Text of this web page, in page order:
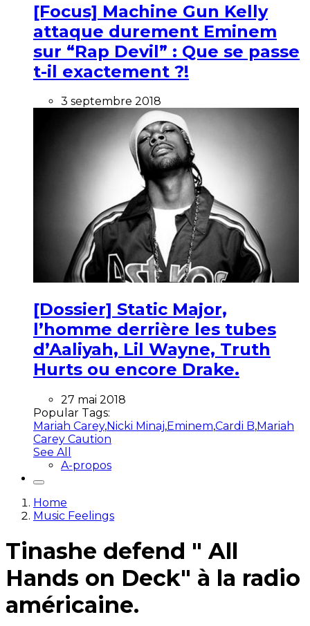
[Focus] Machine Gun Kelly
attaque durement Eminem
sur “Rap Devil” : Que se passe
t-il exactement ?!
3 septembre 2018
[Dossier] Static Major,
l’homme derrière les tubes
d’Aaliyah, Lil Wayne, Truth
Hurts ou encore Drake.
27 mai 2018
Popular Tags:
Mariah Carey,Nicki Minaj,Eminem,Cardi B,Mariah
Carey Caution
See All
A-propos
Home
Music Feelings
Tinashe defend " All
Hands on Deck" à la radio
américaine.